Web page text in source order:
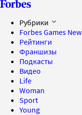
Рубрики
Forbes Games New
Рейтинги
Франшизы
Подкасты
Видео
Life
Woman
Sport
Young